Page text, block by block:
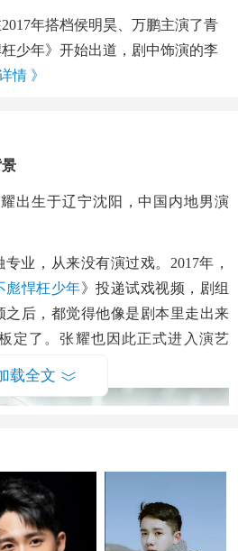
年搭档侯明昊、万鹏主演了青
少年》开始出道，剧中饰演的李
情 》
出生于辽宁沈阳，中国内地男演
业，从来没有演过戏。2017年，
彪悍枉少年》投递试戏视频，剧组
之后，都觉得他像是剧本里走出来
定了。张耀也因此正式进入演艺
载全文